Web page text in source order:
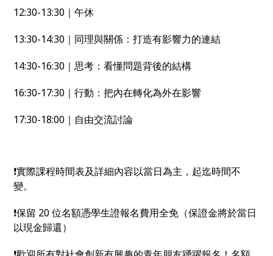
12:30-13:30｜午休
13:30-14:30｜同理與關係：打造有影響力的連結
14:30-16:30｜思考：看懂問題背後的結構
16:30-17:30｜行動：把內在轉化為外在影響
17:30-18:00｜自由交流討論
❗️實際課程時間表及詳細內容以當日為主，起迄時間不
變。
❗️保留 20 位名額憑學生證報名費用全免（保證金將於當日
以現金歸還）